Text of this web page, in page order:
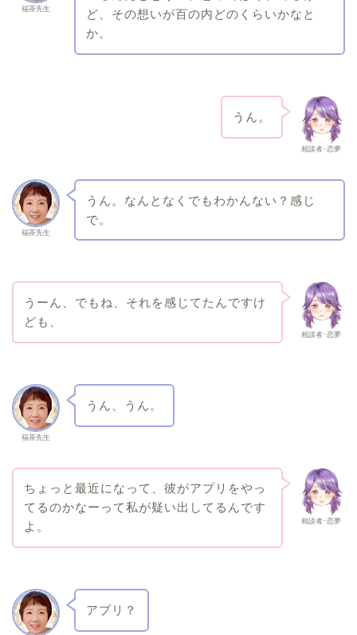
福茶先生
ど、その想いが百の内どのくらいかなと
か。
相談者･恋夢
うん。
福茶先生
うん。なんとなくでもわかんない？感じ
で。
相談者･恋夢
うーん、でもね、それを感じてたんですけ
ども、
福茶先生
うん、うん。
相談者･恋夢
ちょっと最近になって、彼がアプリをやっ
てるのかなーって私が疑い出してるんです
よ。
アプリ？